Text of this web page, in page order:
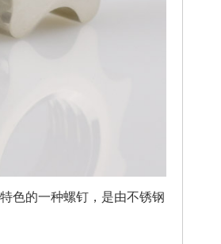
色的一种螺钉，是由不锈钢